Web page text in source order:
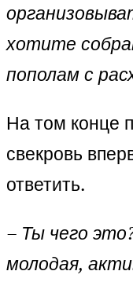
хотите
пополам с
На том конце
свекровь
ответить.
– Ты чего
молодая,